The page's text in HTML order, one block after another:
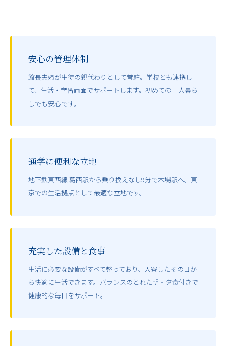
安心の管理体制
館長夫婦が生徒の親代わりとして常駐。学校とも連携し
て、生活・学習両面でサポートします。初めての一人暮ら
しでも安心です。
通学に便利な立地
地下鉄東西線 葛西駅から乗り換えなし9分で木場駅へ。東
京での生活拠点として最適な立地です。
充実した設備と食事
生活に必要な設備がすべて整っており、入寮したその日か
ら快適に生活できます。バランスのとれた朝・夕食付きで
健康的な毎日をサポート。